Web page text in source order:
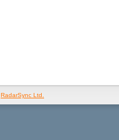
RadarSync Ltd.